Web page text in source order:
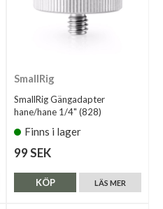
SmallRig
SmallRig Gängadapter
hane/hane 1/4" (828)
Finns i lager
99 SEK
LÄS MER
KÖP